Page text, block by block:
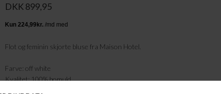
DKK 899,95
Flot og feminin skjorte bluse fra Maison Hotel.
Farve: off white
Kvalitet: 100% bomuld